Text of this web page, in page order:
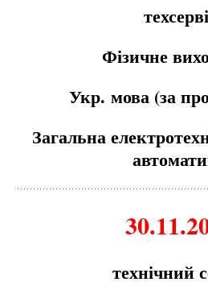
Фізичне
Укр. мова (за
Загальна
автом
технічний